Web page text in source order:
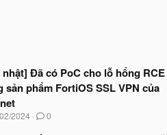
nhật] Đã có PoC cho lỗ hổng RCE
sản phẩm FortiOS SSL VPN của
2024 0